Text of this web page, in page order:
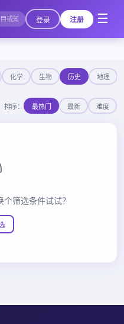
登录 注册 ☰
化学 生物 历史 地理
排序： 最热门 最新 难度
筛选条件试试？